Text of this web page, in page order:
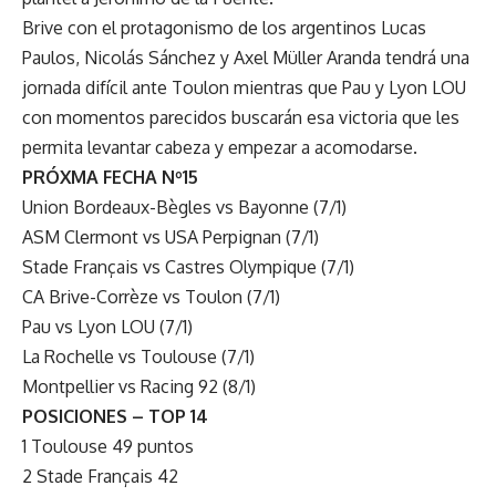
Brive con el protagonismo de los argentinos Lucas
Paulos, Nicolás Sánchez y Axel Müller Aranda tendrá una
jornada difícil ante Toulon mientras que Pau y Lyon LOU
con momentos parecidos buscarán esa victoria que les
permita levantar cabeza y empezar a acomodarse.
PRÓXMA FECHA Nº15
Union Bordeaux-Bègles vs Bayonne (7/1)
ASM Clermont vs USA Perpignan (7/1)
Stade Français vs Castres Olympique (7/1)
CA Brive-Corrèze vs Toulon (7/1)
Pau vs Lyon LOU (7/1)
La Rochelle vs Toulouse (7/1)
Montpellier vs Racing 92 (8/1)
POSICIONES – TOP 14
1 Toulouse 49 puntos
2 Stade Français 42